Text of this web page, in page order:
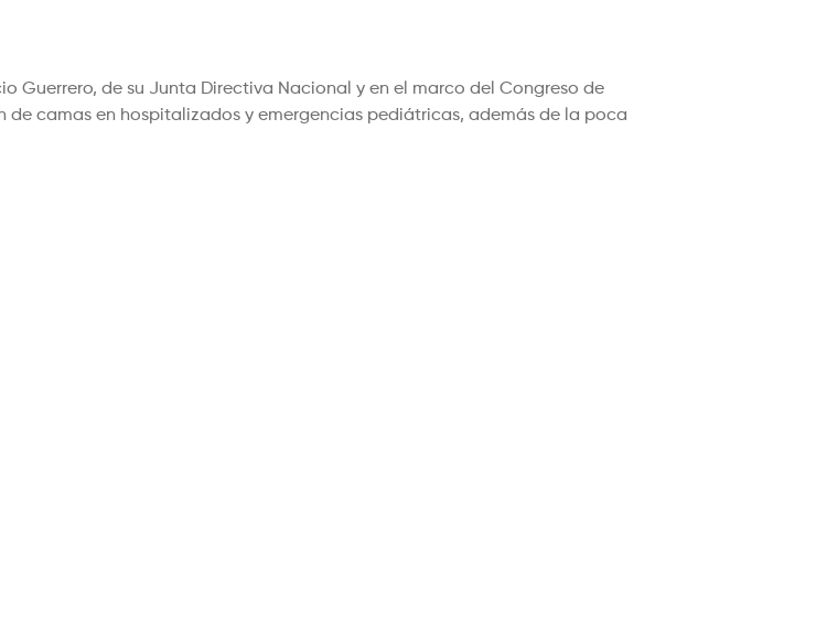
Guerrero, de su Junta Directiva Nacional y en el marco del Congreso de
camas en hospitalizados y emergencias pediátricas, además de la poca